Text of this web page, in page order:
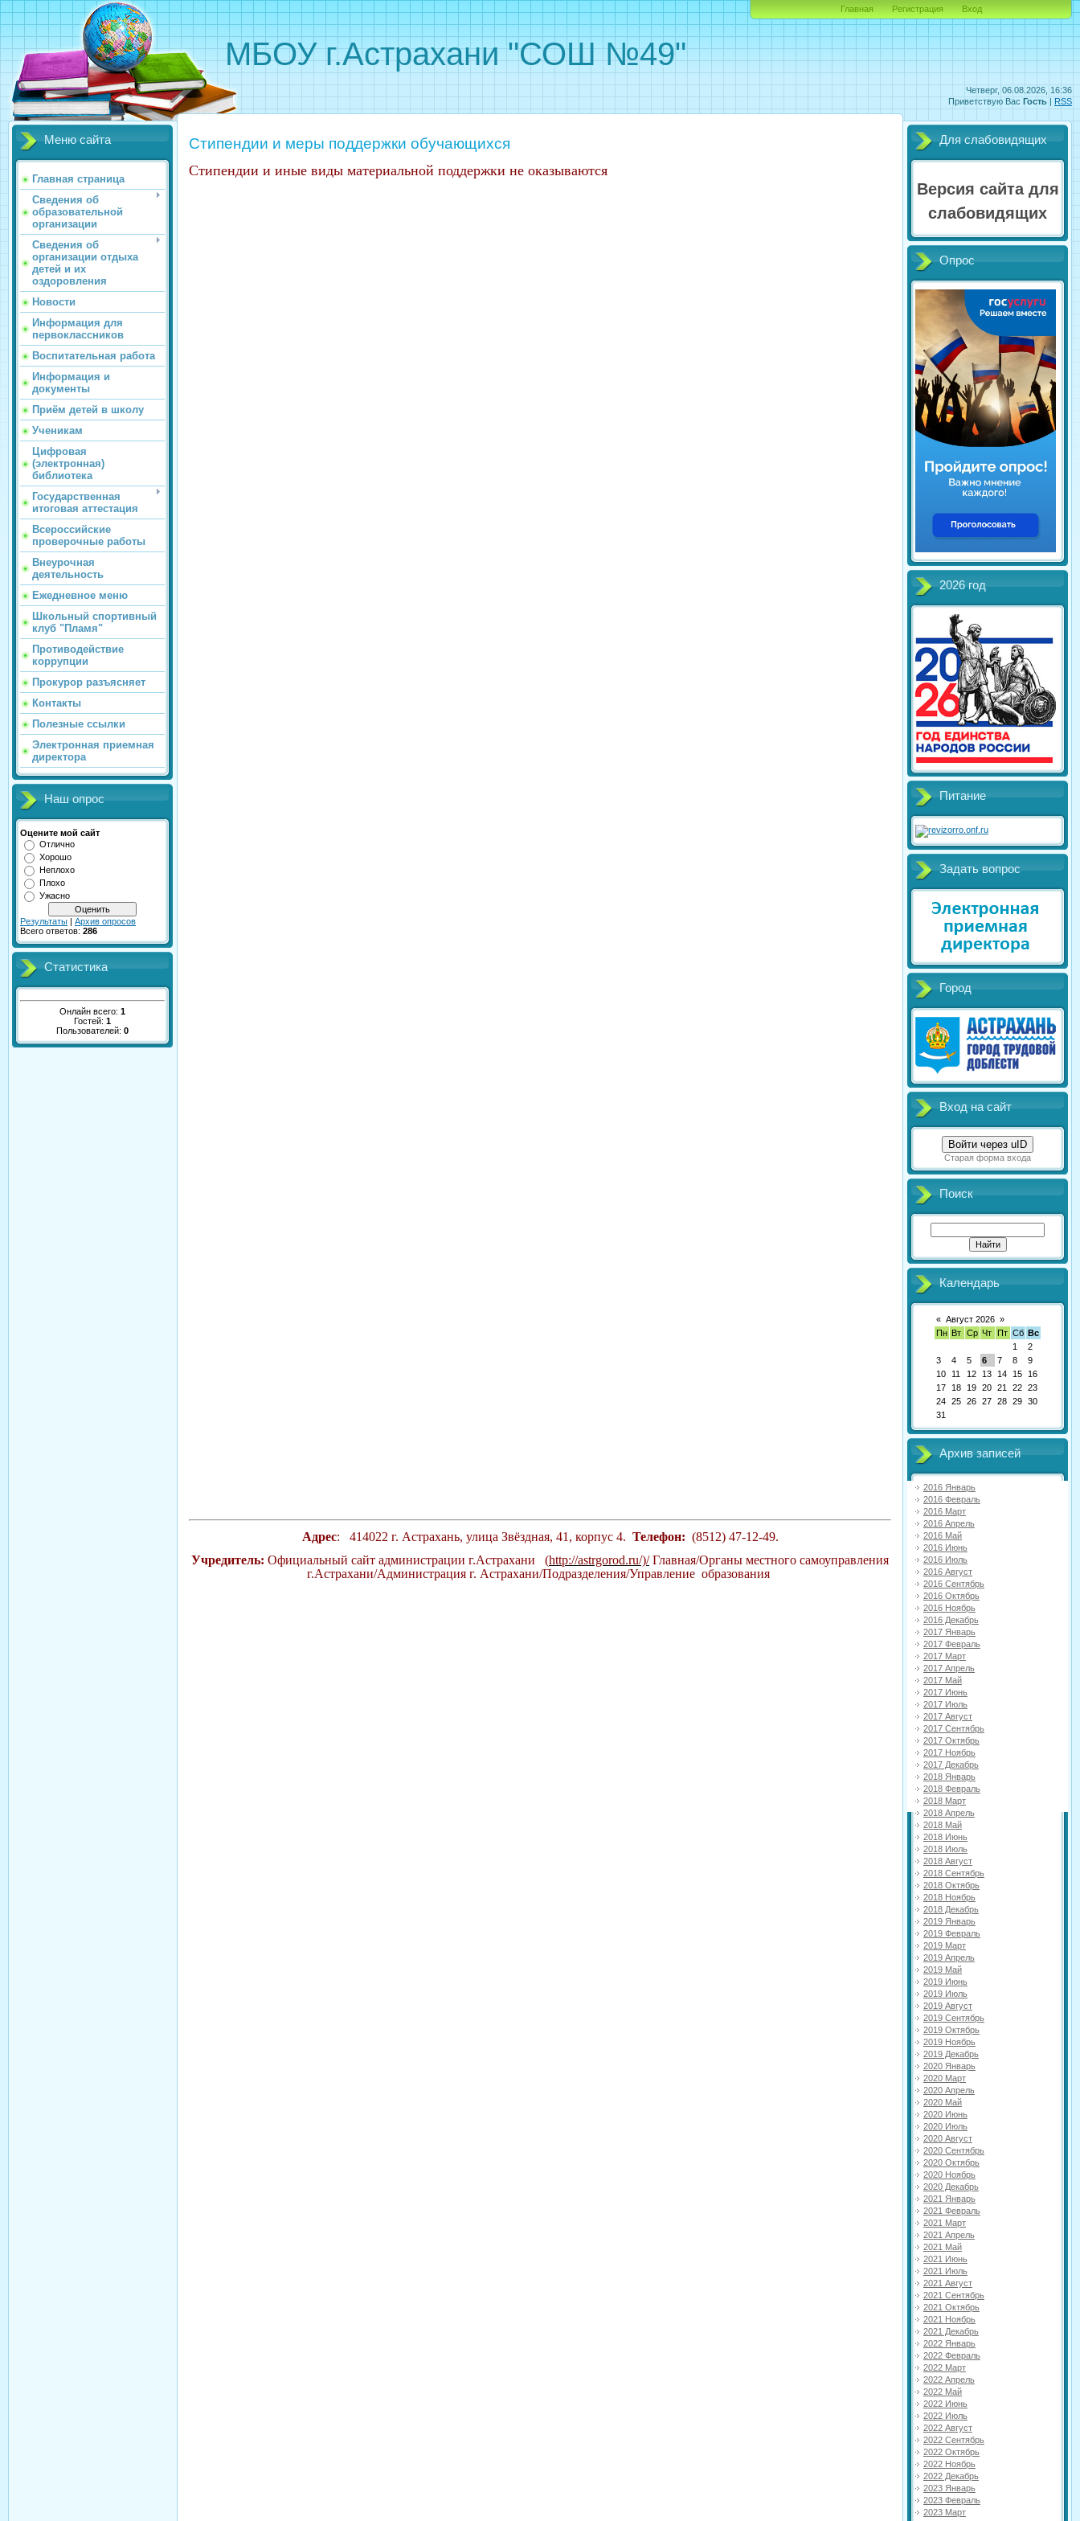
Четверг, 06.08.2026, 16:36
Приветствую Вас Гость | RSS
МБОУ г.Астрахани "СОШ №49"
Главная Регистрация Вход
Меню сайта
Главная страница
Сведения об
образовательной
организации
Сведения об
организации отдыха
детей и их
оздоровления
Новости
Информация для
первоклассников
Воспитательная работа
Информация и
документы
Приём детей в школу
Ученикам
Цифровая
(электронная)
библиотека
Государственная
итоговая аттестация
Всероссийские
проверочные работы
Внеурочная
деятельность
Ежедневное меню
Школьный спортивный
клуб "Пламя"
Противодействие
коррупции
Прокурор разъясняет
Контакты
Полезные ссылки
Электронная приемная
директора
Наш опрос
Оцените мой сайт
Отлично
Хорошо
Неплохо
Плохо
Ужасно
Результаты | Архив опросов
Всего ответов: 286
Статистика
Онлайн всего: 1
Гостей: 1
Пользователей: 0
Стипендии и меры поддержки обучающихся
Стипендии и иные виды материальной поддержки не оказываются
Адрес: 414022 г. Астрахань, улица Звёздная, 41, корпус 4. Телефон: (8512) 47-12-49.
Учредитель: Официальный сайт администрации г.Астрахани (http://astrgorod.ru/)/Главная/Органы местного самоуправления
г.Астрахани/Администрация г. Астрахани/Подразделения/Управление образования
Для слабовидящих
Версия сайта для
слабовидящих
Опрос
2026 год
Питание
Задать вопрос
Город
Вход на сайт
Войти через uID
Старая форма входа
Поиск
Календарь
« Август 2026 »
Пн Вт Ср Чт Пт Сб Вс
1
2
3
4 5 6 7 8
9
10
11 12 13 14 15
16
17
18 19 20 21 22 23
24 25 26 27 28 29 30
31
Архив записей
2016 Январь
2016 Февраль
2016 Март
2016 Апрель
2016 Май
2016 Июнь
2016 Июль
2016 Август
2016 Сентябрь
2016 Октябрь
2016 Ноябрь
2016 Декабрь
2017 Январь
2017 Февраль
2017 Март
2017 Апрель
2017 Май
2017 Июнь
2017 Июль
2017 Август
2017 Сентябрь
2017 Октябрь
2017 Ноябрь
2017 Декабрь
2018 Январь
2018 Февраль
2018 Март
2018 Апрель
2018 Май
2018 Июнь
2018 Июль
2018 Август
2018 Сентябрь
2018 Октябрь
2018 Ноябрь
2018 Декабрь
2019 Январь
2019 Февраль
2019 Март
2019 Апрель
2019 Май
2019 Июнь
2019 Июль
2019 Август
2019 Сентябрь
2019 Октябрь
2019 Ноябрь
2019 Декабрь
2020 Январь
2020 Март
2020 Апрель
2020 Май
2020 Июнь
2020 Июль
2020 Август
2020 Сентябрь
2020 Октябрь
2020 Ноябрь
2020 Декабрь
2021 Январь
2021 Февраль
2021 Март
2021 Апрель
2021 Май
2021 Июнь
2021 Июль
2021 Август
2021 Сентябрь
2021 Октябрь
2021 Ноябрь
2021 Декабрь
2022 Январь
2022 Февраль
2022 Март
2022 Апрель
2022 Май
2022 Июнь
2022 Июль
2022 Август
2022 Сентябрь
2022 Октябрь
2022 Ноябрь
2022 Декабрь
2023 Январь
2023 Февраль
2023 Март